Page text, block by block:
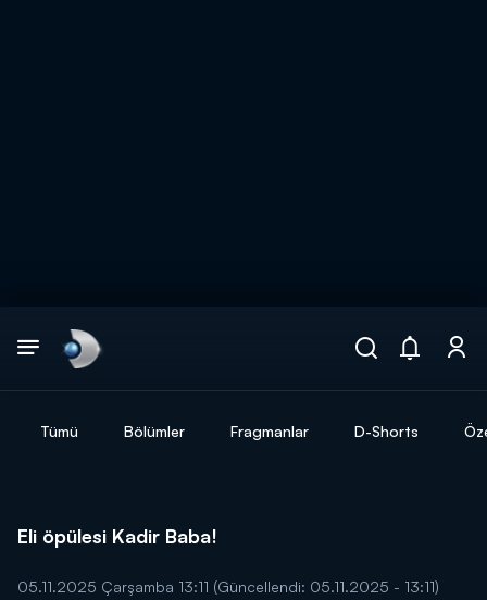
Tümü Bölümler Fragmanlar D-Shorts
Eli öpülesi Kadir Baba!
05.11.2025 Çarşamba 13:11 (Güncellendi: 05.11.2025 - 13:11)